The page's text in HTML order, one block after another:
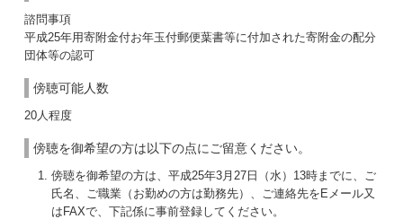
諮問事項
平成25年用寄附金付お年玉付郵便葉書等に付加された寄附金の配分
団体等の認可
傍聴可能人数
20人程度
傍聴を御希望の方は以下の点にご留意ください。
傍聴を御希望の方は、平成25年3月27日（水）13時までに、ご
氏名、ご職業（お勤めの方は勤務先）、ご連絡先をEメール又
はFAXで、下記係に事前登録してください。